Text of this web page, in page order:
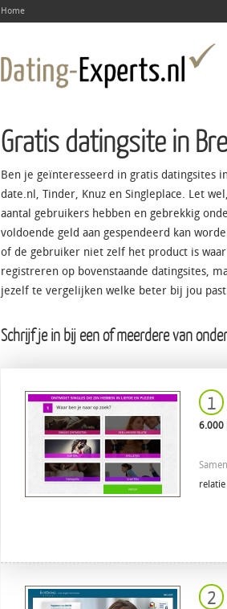
Home
Gratis datingsite in
Ben je geïnteresseerd in gratis datingsites
date.nl, Tinder, Knuz en Singleplace. Let
aantal gebruikers hebben en gebrekkig
voldoende geld aan gespendeerd kan
of de gebruiker niet zelf het product is
registreren op bovenstaande datingsites,
jezelf te vergelijken welke beter bij jou
Schrijf je in bij een of meerdere van
1
6.000
2